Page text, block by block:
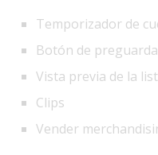
Temporizador de
Botón de
Vista previa de la
Clips
Vender